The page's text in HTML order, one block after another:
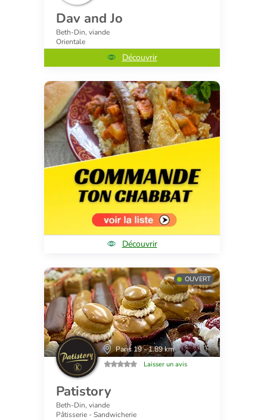
Dav and Jo
Beth-Din, viande
Orientale
Découvrir
Découvrir
OUVERT
Paris 19 - 1.89 km
Laisser un avis
Patistory
Beth-Din, viande
Pâtisserie - Sandwicherie